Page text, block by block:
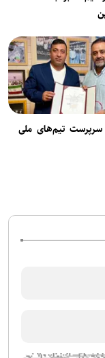
سرپرست تیم‌های ملی